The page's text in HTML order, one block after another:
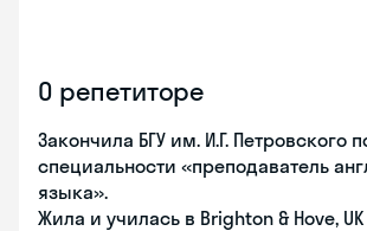
О репетиторе
Закончила БГУ им. И.Г. Петровского
специальности «преподаватель
языка».
Жила и училась в Brighton & Hove,